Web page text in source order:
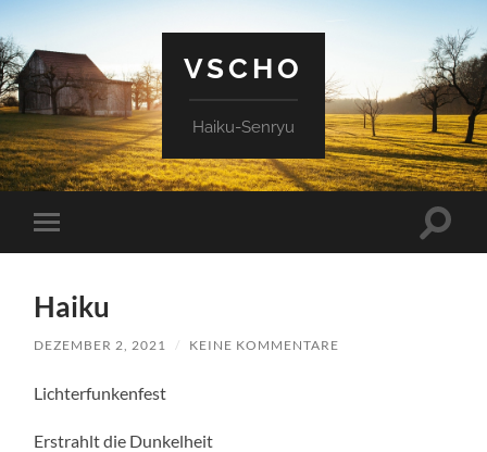
VSCHO
Haiku-Senryu
Mobile-
Menü
Haiku
DEZEMBER 2, 2021 / KEINE KOMMENTARE
Lichterfunkenfest
Erstrahlt die Dunkelheit